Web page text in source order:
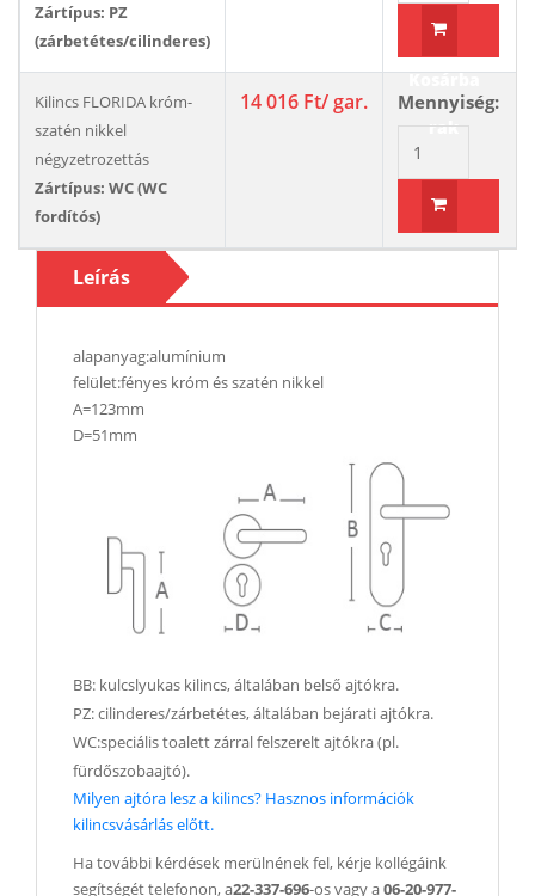
Zártípus: PZ
(zárbetétes/cilinderes)
Kosárba
rak
Kilincs FLORIDA króm-
szatén nikkel
négyzetrozettás
Zártípus: WC (WC
fordítós)
14 016 Ft/ gar. Mennyiség:
Kosárba
rak
Leírás
alapanyag:alumínium
felület:fényes króm és szatén nikkel
A=123mm
D=51mm
BB: kulcslyukas kilincs, általában belső ajtókra.
PZ: cilinderes/zárbetétes, általában bejárati ajtókra.
WC:speciális toalett zárral felszerelt ajtókra (pl.
fürdőszobaajtó).
Milyen ajtóra lesz a kilincs? Hasznos információk
kilincsvásárlás előtt.
Ha további kérdések merülnének fel, kérje kollégáink
segítségét telefonon, a22-337-696-os vagy a06-20-977-